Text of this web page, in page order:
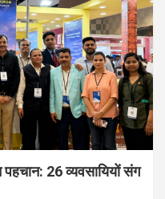
26 व्यवसायियों संग